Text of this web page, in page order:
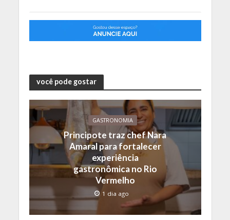
você pode gostar
GASTRONOMIA
Principote traz chef Nara
Amaral para fortalecer
experiência
gastronômica no Rio
Vermelho
1 dia ago